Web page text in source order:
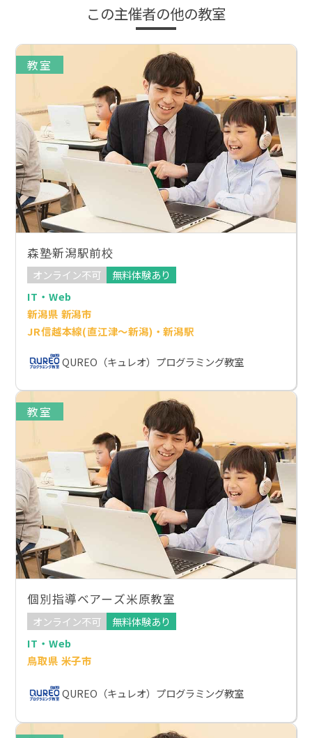
この主催者の他の教室
教室
森塾新潟駅前校
オンライン不可
無料体験あり
IT・Web
新潟県 新潟市
JR信越本線(直江津～新潟)・新潟駅
QUREO（キュレオ）プログラミング教室
教室
個別指導ベアーズ米原教室
オンライン不可
無料体験あり
IT・Web
鳥取県 米子市
QUREO（キュレオ）プログラミング教室